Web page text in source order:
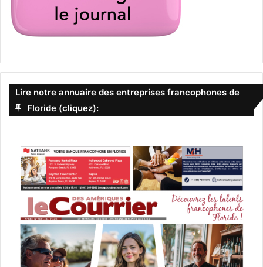
Lire notre annuaire des entreprises francophones de
Floride (cliquez):